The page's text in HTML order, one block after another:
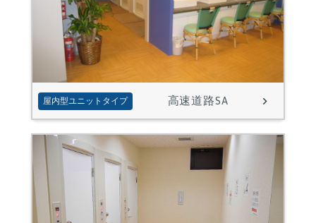
屋内型ユニットタイプ 高速道路SA